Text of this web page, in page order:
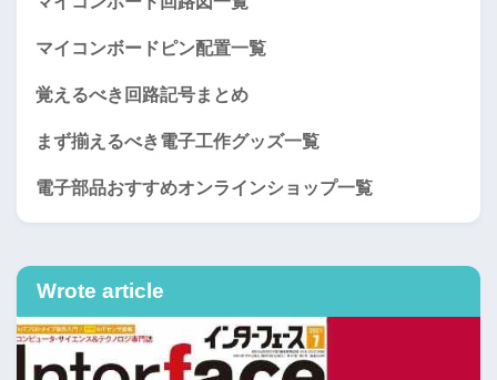
マイコンボードピン配置一覧
覚えるべき回路記号まとめ
まず揃えるべき電子工作グッズ一覧
電子部品おすすめオンラインショップ一覧
Wrote article